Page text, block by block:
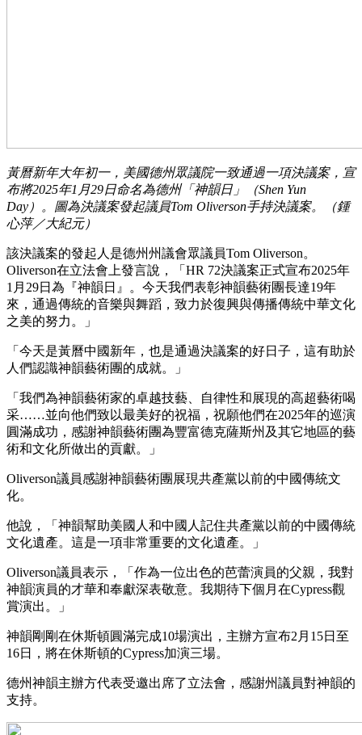
黃曆新年大年初一，美國德州眾議院一致通過一項決議案，宣
布將2025年1月29日命名為德州「神韻日」（Shen Yun
Day）。圖為決議案發起議員Tom Oliverson手持決議案。（鍾
心萍／大紀元）
該決議案的發起人是德州州議會眾議員Tom Oliverson。
Oliverson在立法會上發言說，「HR 72決議案正式宣布2025年
1月29日為『神韻日』。今天我們表彰神韻藝術團長達19年
來，通過傳統的音樂與舞蹈，致力於復興與傳播傳統中華文化
之美的努力。」
「今天是黃曆中國新年，也是通過決議案的好日子，這有助於
人們認識神韻藝術團的成就。」
「我們為神韻藝術家的卓越技藝、自律性和展現的高超藝術喝
采……並向他們致以最美好的祝福，祝願他們在2025年的巡演
圓滿成功，感謝神韻藝術團為豐富德克薩斯州及其它地區的藝
術和文化所做出的貢獻。」
Oliverson議員感謝神韻藝術團展現共產黨以前的中國傳統文
化。
他說，「神韻幫助美國人和中國人記住共產黨以前的中國傳統
文化遺產。這是一項非常重要的文化遺產。」
Oliverson議員表示，「作為一位出色的芭蕾演員的父親，我對
神韻演員的才華和奉獻深表敬意。我期待下個月在Cypress觀
賞演出。」
神韻剛剛在休斯頓圓滿完成10場演出，主辦方宣布2月15日至
16日，將在休斯頓的Cypress加演三場。
德州神韻主辦方代表受邀出席了立法會，感謝州議員對神韻的
支持。